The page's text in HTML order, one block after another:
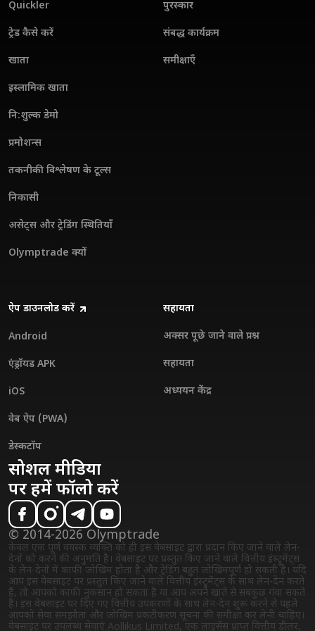
अनुभव को बेहतर बनाएं।
Quickler
ट्रेड कैसे करें
खाता
इस्लामिक खाता
नि:शुल्क डेमो
प्रमोशन्स
तकनीकी विश्लेषण के टूल्स
निकासी
असेट्स और ट्रेडिंग स्थितियाँ
Olymptrade क्यों
पुरस्कार
संबद्ध कार्यक्रम
समीक्षाएँ
ऐप डाउनलोड करें
Android
एंड्रॉयड APK
iOS
वेब ऐप (PWA)
डेस्कटॉप
सहायता
अक्सर पूछे जाने वाले प्रश्न
सहायता
अध्ययन केंद्र
सोशल मीडिया
पर हमें फॉलो करें
© 2014-2026 Olymptrade
केवल एक पूर्ण वयस्क व्यक्ति को ही इस वेबसाइट द्वारा प्रदान किए जाने वाले लेन-
देनों को करने की अनुमति है। वेबसाइट पर प्रस्तुत किए जाने वाले वित्तीय इंस्ट्रुमेंट्स
के लेन-देनों में काफी जोखिम होता है और ट्रेडिंग बहुत जोखिमपूर्ण हो सकती है। यदि
आप इस वेबसाइट पर प्रस्तुत किए जाने वाले वित्तीय इंस्ट्रुमेंट्स के साथ लेन-देन करते
हैं, तो आपको काफी नुकसान हो सकता है या आप अपने खाते से सबकुछ गंवा सकते
हैं। इस वेबसाइट पर दिए गए वित्तीय उपकरणों के साथ लेन-देन शुरू करने से पहले
आपको सेवा समझौता और जोखिम प्रकटीकरण सूचना की समीक्षा कर लेनी चाहिए।
वेबसाइट पर उपलब्ध सेवाएं Aollikus Limited, एक लाइसेंस प्राप्त वित्तीय डीलर,